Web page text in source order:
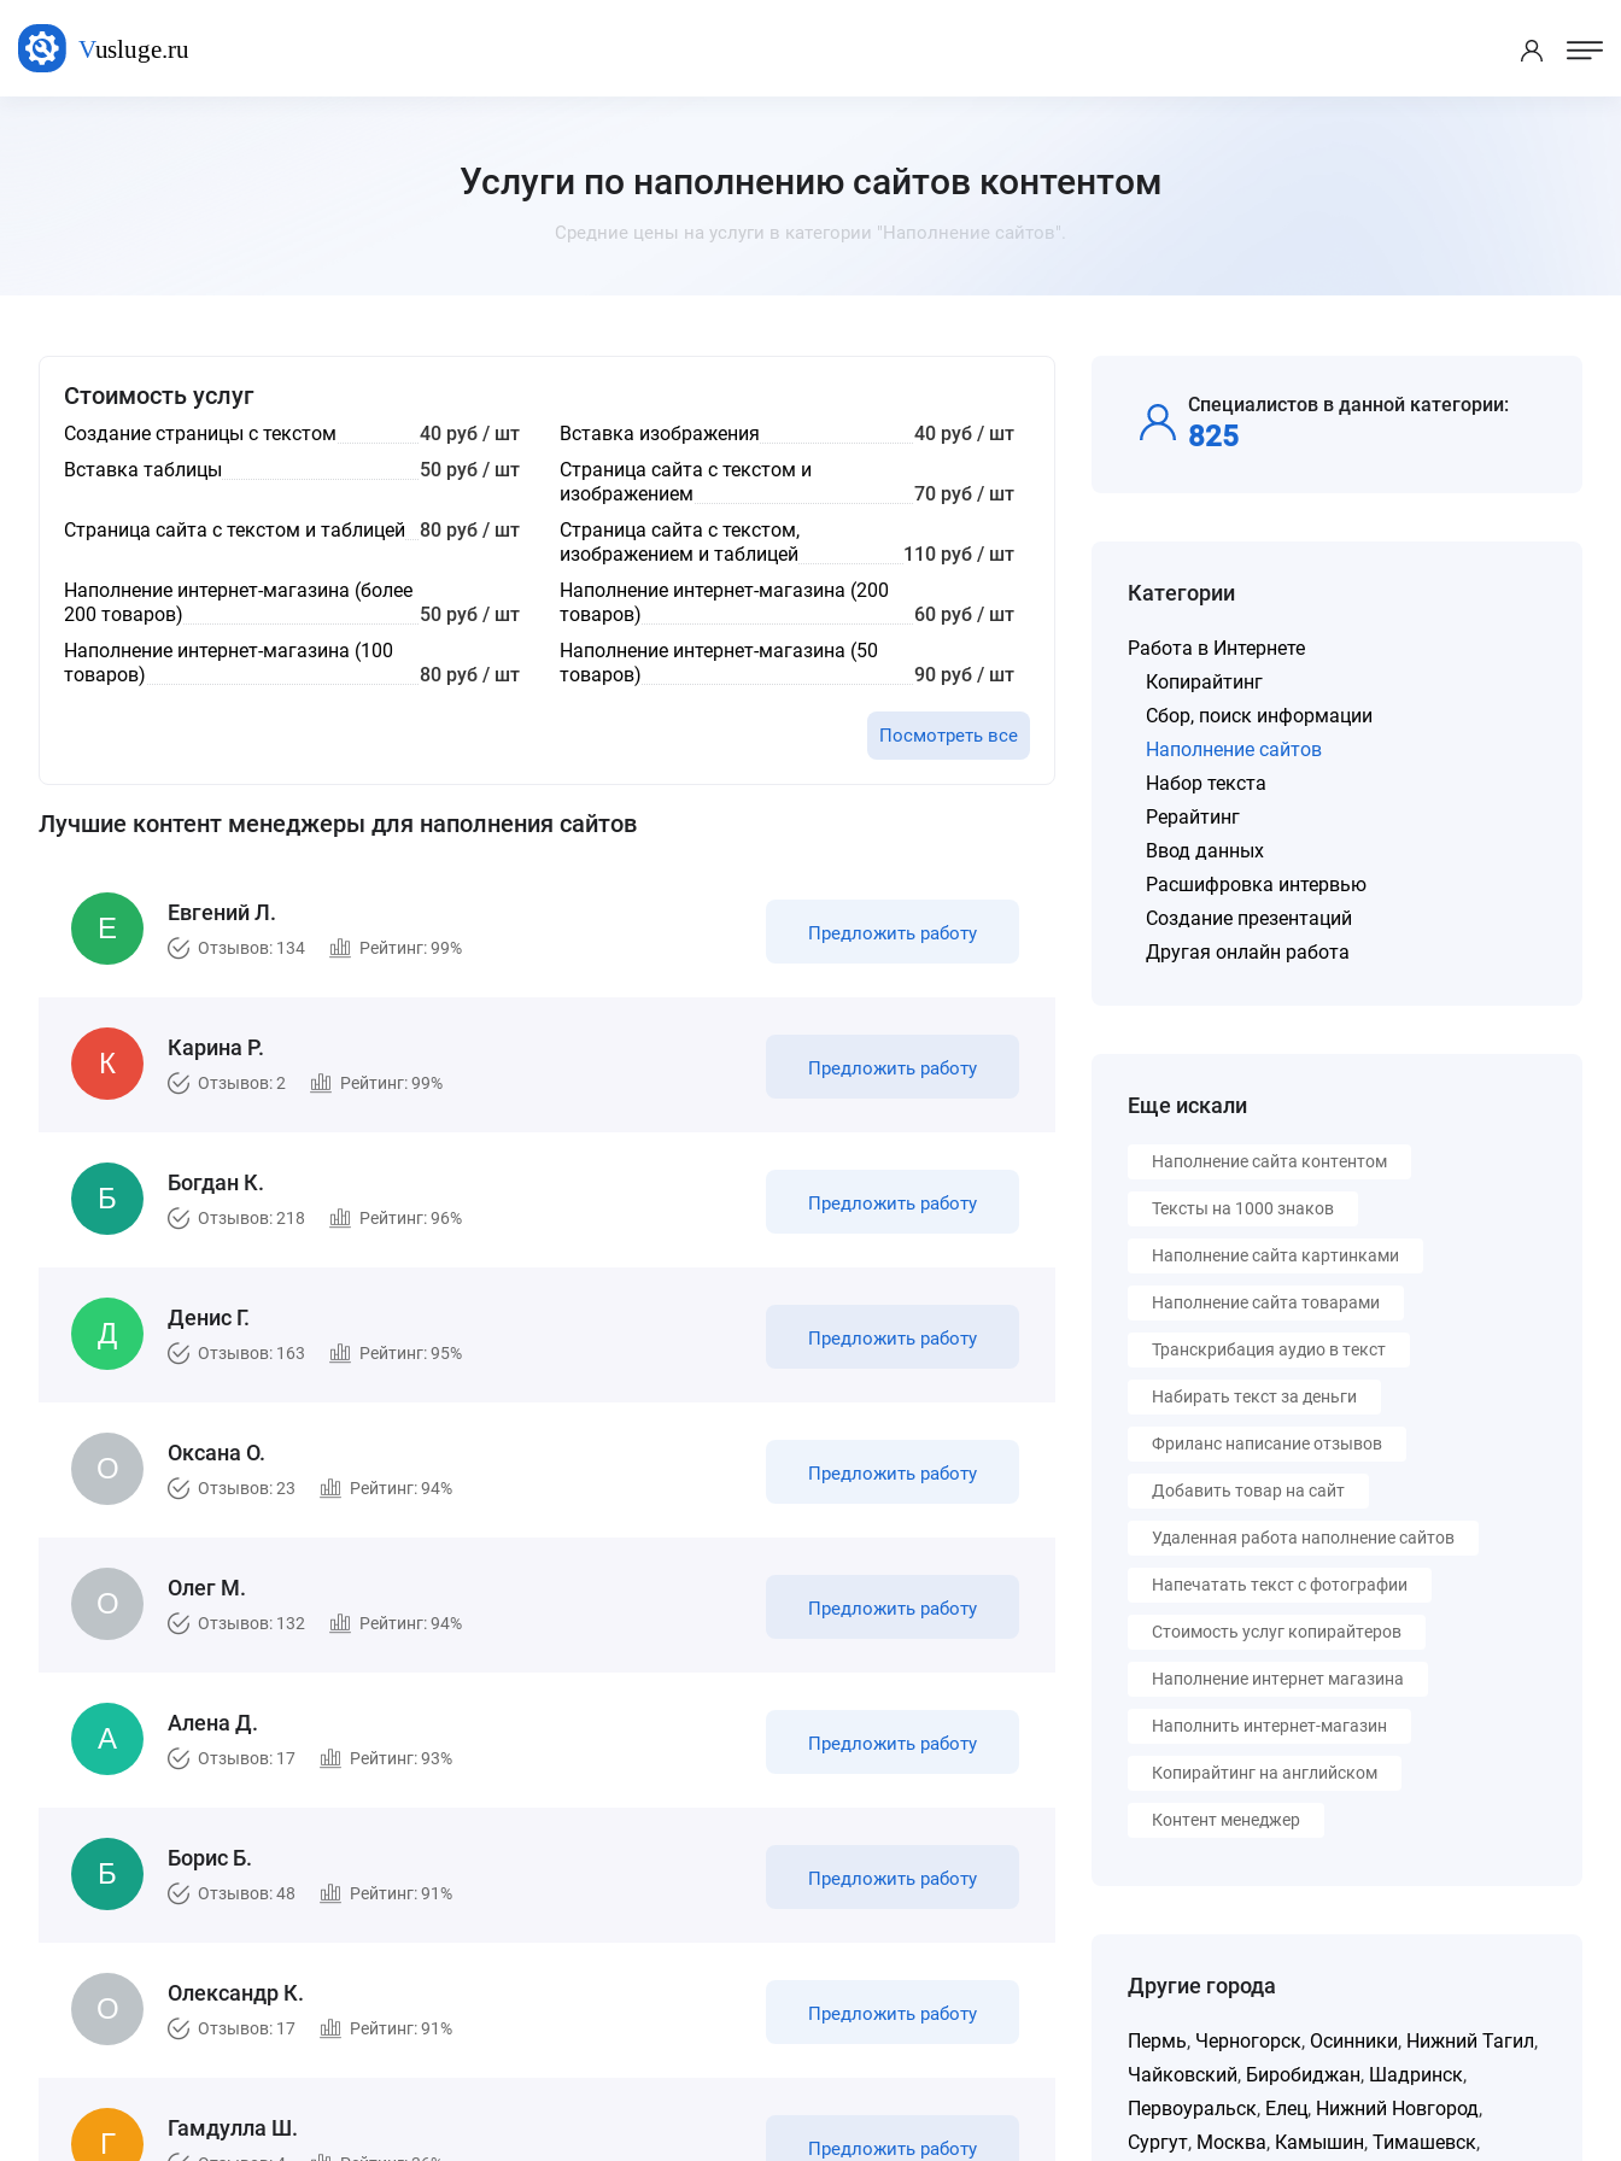
Услуги по наполнению сайтов контентом
Средние цены на услуги в категории "Наполнение сайтов".
Стоимость услуг
Создание страницы с текстом 40 руб / шт Вставка изображения
40 руб / шт
Вставка таблицы
50 руб / шт
Страница сайта с текстом и
изображением
70 руб / шт
Страница сайта с текстом и таблицей
80 руб / шт
Страница сайта с текстом,
изображением и таблицей
110 руб / шт
Наполнение интернет-магазина (более
200 товаров)
50 руб / шт
Наполнение интернет-магазина (200
товаров)
60 руб / шт
Наполнение интернет-магазина (100
товаров)
80 руб / шт
Наполнение интернет-магазина (50
товаров)
90 руб / шт
Посмотреть все
Лучшие контент менеджеры для наполнения сайтов
Евгений Л.
Отзывов: 134 Рейтинг: 99%
Предложить работу
Карина Р.
Отзывов: 2 Рейтинг: 99%
Предложить работу
Богдан К.
Отзывов: 218 Рейтинг: 96%
Предложить работу
Денис Г.
Отзывов: 163 Рейтинг: 95%
Предложить работу
Оксана О.
Отзывов: 23 Рейтинг: 94%
Предложить работу
Олег М.
Отзывов: 132 Рейтинг: 94%
Предложить работу
Алена Д.
Отзывов: 17 Рейтинг: 93%
Предложить работу
Борис Б.
Отзывов: 48 Рейтинг: 91%
Предложить работу
Олександр К.
Отзывов: 17 Рейтинг: 91%
Предложить работу
Гамдулла Ш.
Предложить работу
Специалистов в данной категории:
825
Категории
Работа в Интернете
Копирайтинг
Сбор, поиск информации
Наполнение сайтов
Набор текста
Рерайтинг
Ввод данных
Расшифровка интервью
Создание презентаций
Другая онлайн работа
Еще искали
Наполнение сайта контентом
Тексты на 1000 знаков
Наполнение сайта картинками
Наполнение сайта товарами
Транскрибация аудио в текст
Набирать текст за деньги
Фриланс написание отзывов
Добавить товар на сайт
Удаленная работа наполнение сайтов
Напечатать текст с фотографии
Стоимость услуг копирайтеров
Наполнение интернет магазина
Наполнить интернет-магазин
Копирайтинг на английском
Контент менеджер
Другие города
Пермь, Черногорск, Осинники, Нижний Тагил,
Чайковский, Биробиджан, Шадринск,
Первоуральск, Елец, Нижний Новгород,
Сургут, Москва, Камышин,Тимашевск,